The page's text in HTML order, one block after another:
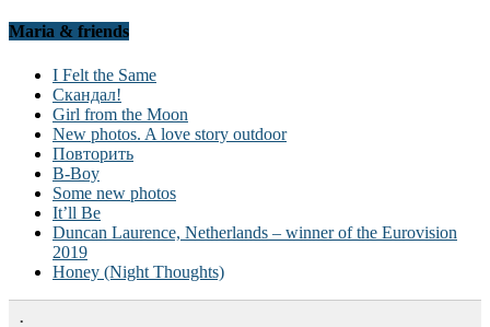
Maria & friends
I Felt the Same
Скандал!
Girl from the Moon
New photos. A love story outdoor
Повторить
B-Boy
Some new photos
It’ll Be
Duncan Laurence, Netherlands – winner of the Eurovision
2019
Honey (Night Thoughts)
.